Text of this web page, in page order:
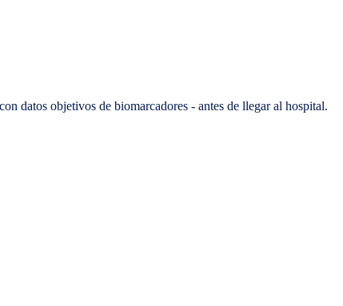
datos objetivos de biomarcadores - antes de llegar al hospital.